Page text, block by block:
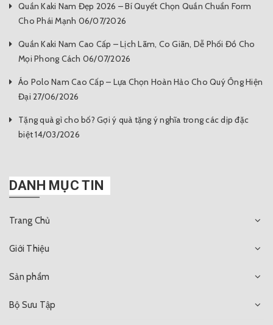
Quần Kaki Nam Đẹp 2026 – Bí Quyết Chọn Quần Chuẩn Form
Cho Phái Mạnh 06/07/2026
Quần Kaki Nam Cao Cấp – Lịch Lãm, Co Giãn, Dễ Phối Đồ Cho
Mọi Phong Cách 06/07/2026
Áo Polo Nam Cao Cấp – Lựa Chọn Hoàn Hảo Cho Quý Ông Hiện
Đại 27/06/2026
Tặng quà gì cho bố? Gợi ý quà tặng ý nghĩa trong các dịp đặc
biệt 14/03/2026
DANH MỤC TIN
Trang Chủ
Giới Thiệu
Sản phẩm
Bộ Sưu Tập